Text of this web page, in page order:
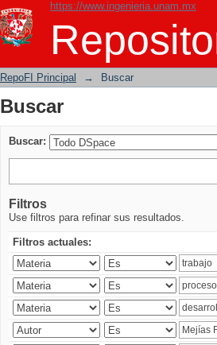
https://www.ingenieria.unam.mx
Buscar
RepoFI Principal → Buscar
Buscar
Buscar:
Filtros
Use filtros para refinar sus resultados.
Filtros actuales: